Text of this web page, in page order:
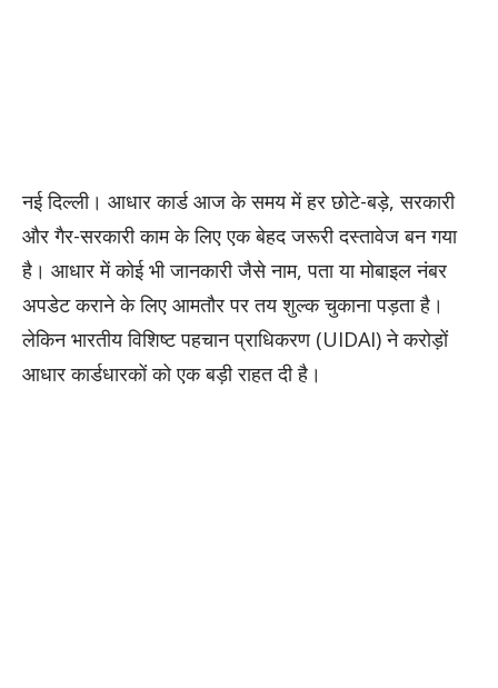
​नई दिल्ली। आधार कार्ड आज के समय में हर छोटे-बड़े, सरकारी
और गैर-सरकारी काम के लिए एक बेहद जरूरी दस्तावेज बन गया
है। आधार में कोई भी जानकारी जैसे नाम, पता या मोबाइल नंबर
अपडेट कराने के लिए आमतौर पर तय शुल्क चुकाना पड़ता है।
लेकिन भारतीय विशिष्ट पहचान प्राधिकरण (UIDAI) ने करोड़ों
आधार कार्डधारकों को एक बड़ी राहत दी है।